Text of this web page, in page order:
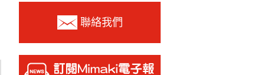
聯絡我們